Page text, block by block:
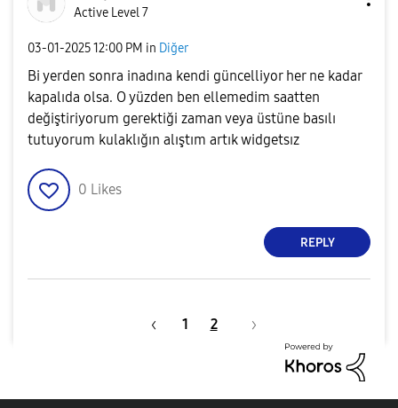
Active Level 7
‎03-01-202512:00 PM in Diğer
Bi yerden sonra inadına kendi güncelliyor her ne kadar
kapalıda olsa. O yüzden ben ellemedim saatten
değiştiriyorum gerektiği zaman veya üstüne basılı
tutuyorum kulaklığın alıştım artık widgetsız
0 Likes
REPLY
1 2